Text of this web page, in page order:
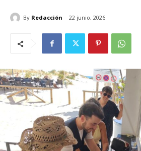
By Redacción 22 junio, 2026